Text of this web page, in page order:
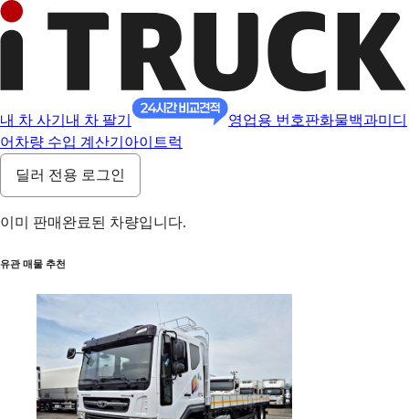
내 차 사기 내 차 팔기 영업용 번호판화물백과미디
어 차량 수입 계산기 아이트럭
딜러 전용 로그인
이미 판매완료된 차량입니다.
유관 매물 추천